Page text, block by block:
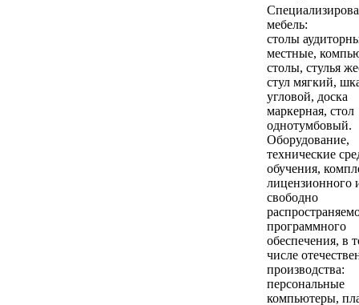
мебель:
столы
местные,
столы, стулья
стул мягкий,
угловой, доска
маркерная, стол
однотумбовый.
Оборудование,
технические
обучения,
лицензионного
свободно
программного
обеспечения, в
числе
производства:
персональные
компьютеры,